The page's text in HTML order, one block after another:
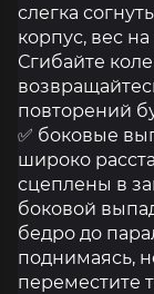
слегка
корпус, вес
Сгибайте
повторений
✅ боковые
широко
сцеплены в
боковой
бедро до
поднимаясь,
переместите